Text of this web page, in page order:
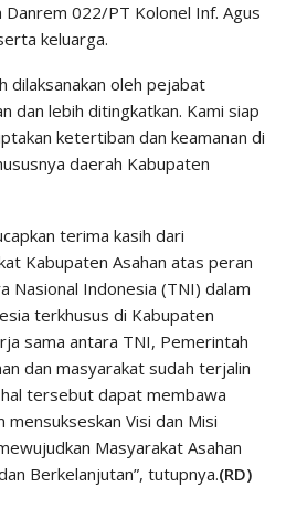
022/PT Kolonel Inf. Agus
keluarga.
dilaksanakan oleh pejabat
dan lebih ditingkatkan. Kami siap
ketertiban dan keamanan di
daerah Kabupaten
terima kasih dari
Kabupaten Asahan atas peran
Nasional Indonesia (TNI) dalam
terkhusus di Kabupaten
sama antara TNI, Pemerintah
dan masyarakat sudah terjalin
tersebut dapat membawa
mensukseskan Visi dan Misi
Masyarakat Asahan
Berkelanjutan”, tutupnya.(RD)